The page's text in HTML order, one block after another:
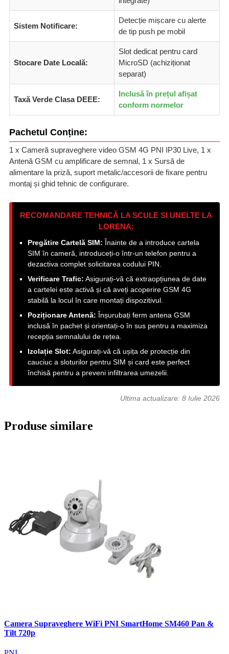
Sistem Notificare:
Detecție mișcare cu alerte
de tip push pe mobil
Stocare Date Locală:
Slot dedicat pentru card
MicroSD (achiziționat
separat)
Taxă Verde Clasa DEEE:
Inclusă în prețul afișat
conform normelor
Pachetul Conține:
1 x Cameră supraveghere video GSM 4G PNI IP30 Live, 1 x
Antenă GSM cu amplificare de semnal, 1 x Sursă de
alimentare la priză, suport metalic/accesorii de fixare pentru
montaj și ghid tehnic de configurare.
RECOMANDARE TEHNICĂ LA SCULE SI UNELTE LA
LORENA:
Pregătire Cartelă SIM: Înainte de a introduce cartela
SIM în cameră, introduceți-o într-un telefon pentru a
dezactiva complet solicitarea codului PIN.
Verificare Trafic: Asigurați-vă că extraopțiunea de date
a cartelei este activă și că aveți acoperire GSM 4G
stabilă la locul în care montați dispozitivul.
Poziționare Antenă: Înșurubați ferm antena GSM
inclusă în pachet și orientați-o în sus pentru a maximiza
recepția semnalului de rețea.
Izolație Slot: Asigurați-vă că ușița de protecție din
cauciuc a sloturilor pentru SIM și card este perfect
închisă pentru a preveni infiltrarea umezelii.
Ultima actualizare: 8 Iulie 2026
Produse similare
Camera Supraveghere WiFi PNI SmartHome SM460 Pan &
Tilt 720p